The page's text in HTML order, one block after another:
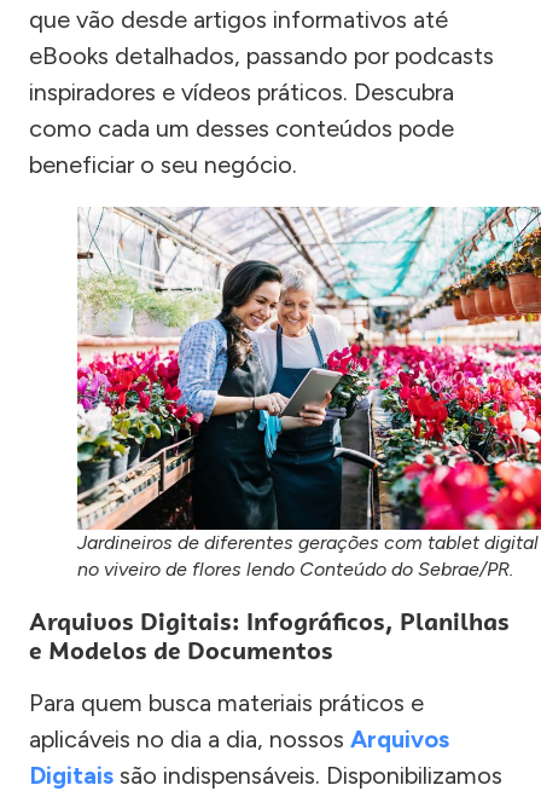
que vão desde artigos informativos até
eBooks detalhados, passando por podcasts
inspiradores e vídeos práticos. Descubra
como cada um desses conteúdos pode
beneficiar o seu negócio.
Jardineiros de diferentes gerações com tablet digital
no viveiro de flores lendo Conteúdo do Sebrae/PR.
Arquivos Digitais: Infográficos, Planilhas
e Modelos de Documentos
Para quem busca materiais práticos e
aplicáveis no dia a dia, nossos Arquivos
Digitais são indispensáveis. Disponibilizamos